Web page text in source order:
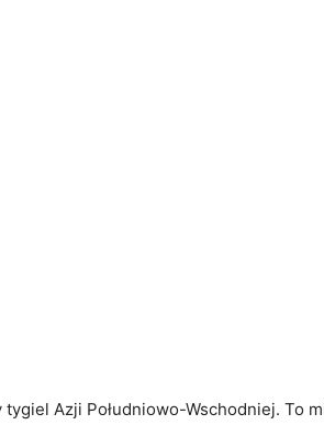
⁣Azji Południowo-Wschodniej. To